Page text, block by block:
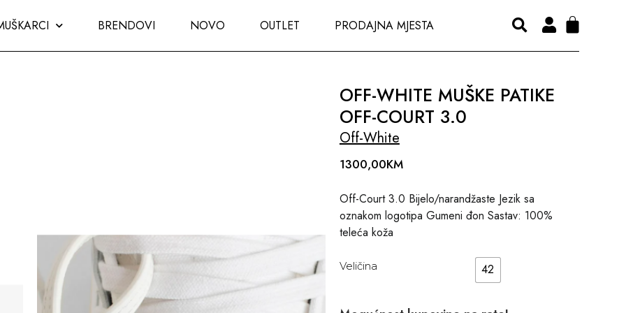
BRENDOVI NOVO OUTLET PRODAJNA MJESTA
OFF-WHITE MUŠKE PATIKE
OFF-COURT 3.0
Off-White
1300,00KM
Off-Court 3.0 Bijelo/narandžaste Jezik sa
oznakom logotipa Gumeni đon Sastav: 100%
teleća koža
Veličina 42